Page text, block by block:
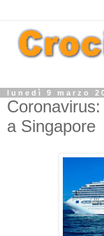
lunedì 9 marzo
a Singapore